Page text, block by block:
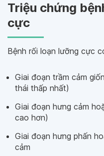
Triệu chứng
cực
Bệnh rối loạn lưỡng cực
Giai đoạn trầm cảm
thái thấp nhất)
Giai đoạn hưng cảm
cao hơn)
Giai đoạn hưng phấn
cảm